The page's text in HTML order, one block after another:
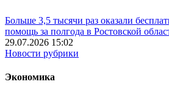
Больше 3,5 тысячи раз оказали
помощь за полгода в Ростовской
29.07.2026 15:02
Новости рубрики
Экономика